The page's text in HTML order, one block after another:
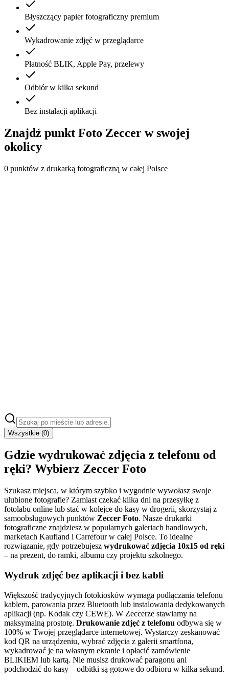
Błyszczący papier fotograficzny premium
Wykadrowanie zdjęć w przeglądarce
Płatność BLIK, Apple Pay, przelewy
Odbiór w kilka sekund
Bez instalacji aplikacji
Znajdź punkt Foto Zeccer w swojej
okolicy
0 punktów z drukarką fotograficzną w całej Polsce
Wszystkie (0)
Gdzie wydrukować zdjęcia z telefonu od
ręki? Wybierz Zeccer Foto
Szukasz miejsca, w którym szybko i wygodnie wywołasz swoje
ulubione fotografie? Zamiast czekać kilka dni na przesyłkę z
fotolabu online lub stać w kolejce do kasy w drogerii, skorzystaj z
samoobsługowych punktów Zeccer Foto. Nasze drukarki
fotograficzne znajdziesz w popularnych galeriach handlowych,
marketach Kaufland i Carrefour w całej Polsce. To idealne
rozwiązanie, gdy potrzebujesz wydrukować zdjęcia 10x15 od ręki
– na prezent, do ramki, albumu czy projektu szkolnego.
Wydruk zdjęć bez aplikacji i bez kabli
Większość tradycyjnych fotokiosków wymaga podłączania telefonu
kablem, parowania przez Bluetooth lub instalowania dedykowanych
aplikacji (np. Kodak czy CEWE). W Zeccerze stawiamy na
maksymalną prostotę. Drukowanie zdjęć z telefonu odbywa się w
100% w Twojej przeglądarce internetowej. Wystarczy zeskanować
kod QR na urządzeniu, wybrać zdjęcia z galerii smartfona,
wykadrować je na własnym ekranie i opłacić zamówienie
BLIKIEM lub kartą. Nie musisz drukować paragonu ani
podchodzić do kasy – odbitki są gotowe do odbioru w kilka sekund.